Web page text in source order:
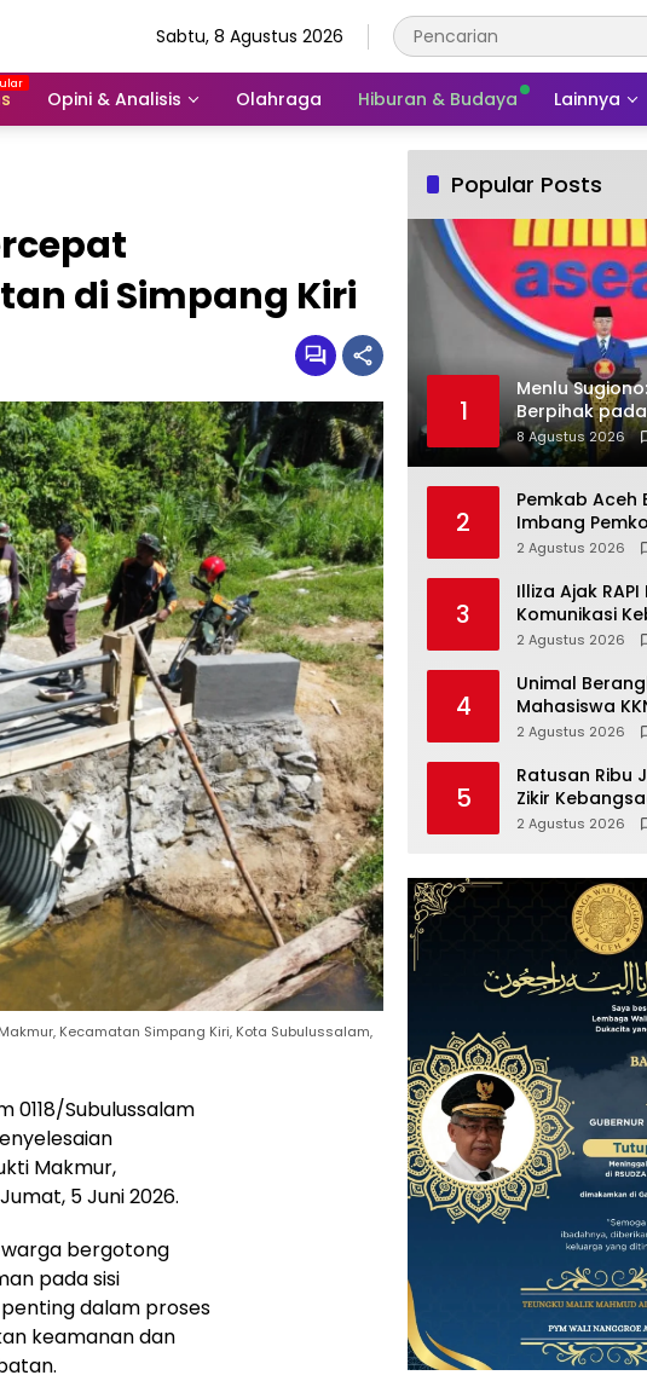
Sabtu, 8 Agustus 2026
Opini & Analisis Olahraga Hiburan & Budaya Lainnya
di Simpang Kiri
Kecamatan Simpang Kiri, Kota Subulussalam,
0118/Subulussalam
Makmur,
5 Juni 2026.
bergotong
pada sisi
dalam proses
keamanan dan
Popular Posts
1
Menlu
Berpihak
Rakyat
8 Agustus 2026
2
Pemkab Aceh
Imbang
Tanpa Gol
2 Agustus 2026
3
Illiza Ajak
Komunikasi
dan Pelayanan
2 Agustus 2026
4
Unimal
Mahasiswa
Ekonomi
2 Agustus 2026
5
Ratusan Ribu
Zikir
Kemerdekaan
2 Agustus 2026